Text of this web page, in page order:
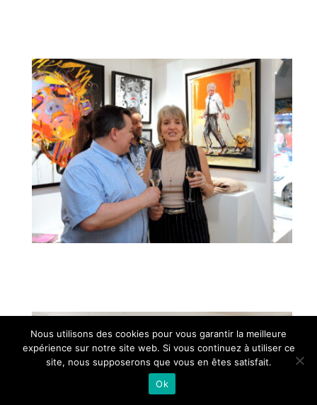
Nous utilisons des cookies pour vous garantir la meilleure
expérience sur notre site web. Si vous continuez à utiliser ce
site, nous supposerons que vous en êtes satisfait.
Ok